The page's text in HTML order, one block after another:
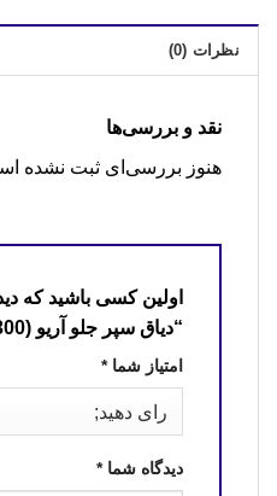
نظرات (0)
نقد و بررسی‌ها
هنوز بررسی‌ای ثبت نشده
اولین کسی باشید که
“دیاق سپر جلو آریو (Z300)”
امتیاز شما*
دیدگاه شما*